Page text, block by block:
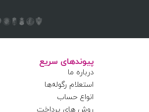
پیوندهای سریع
درباره ما
استعلام رگوله‌ها
انواع حساب
روش های پرداخت